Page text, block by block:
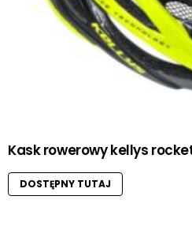
Kask rowerowy kellys
DOSTĘPNY TUTAJ